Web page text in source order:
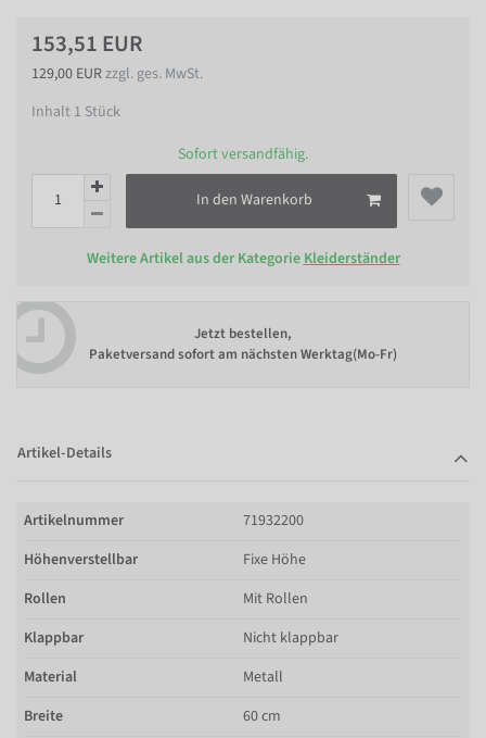
153,51 EUR
129,00 EURzzgl. ges. MwSt.
Inhalt 1 Stück
Sofort versandfähig.
In den Warenkorb
Weitere Artikel aus der Kategorie Kleiderständer
Jetzt bestellen,
Paketversand sofort am nächsten Werktag(Mo-Fr)
Artikel-Details
Artikelnummer
71932200
Höhenverstellbar
Fixe Höhe
Rollen
Mit Rollen
Klappbar
Nicht klappbar
Material
Metall
Breite
60 cm